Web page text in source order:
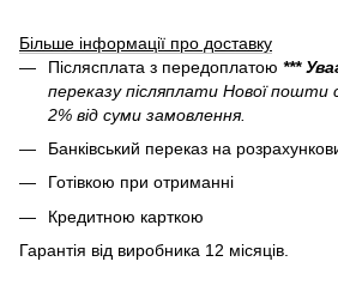
Більше інформації про доставку
Післясплата з передоплатою ***
переказу післяплати Нової
2% від суми замовлення.
Банківський переказ на
Готівкою при отриманні
Кредитною карткою
Гарантія від виробника 12 місяців.